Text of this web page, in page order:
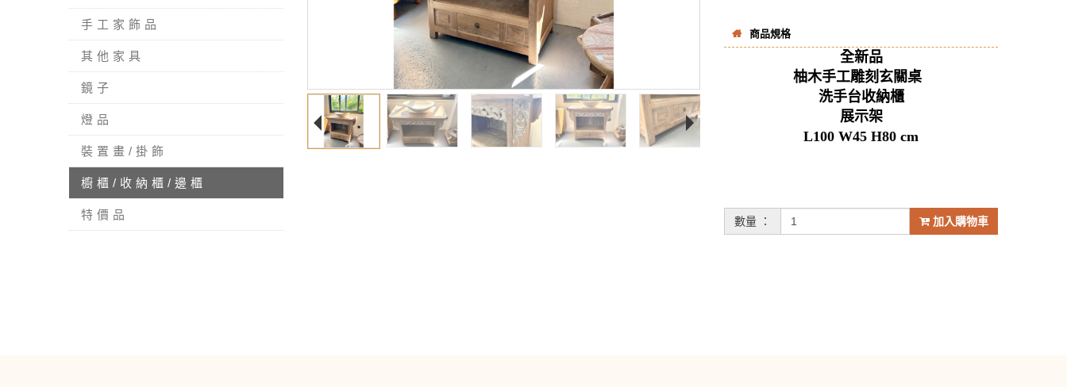
手工家飾品
其他家具
鏡子
燈品
裝置畫/掛飾
櫥櫃/收納櫃/邊櫃
特價品
商品規格
全新品
柚木手工雕刻玄關桌
洗手台收納櫃
展示架
L100 W45 H80 cm
數量 ： 加入購物車